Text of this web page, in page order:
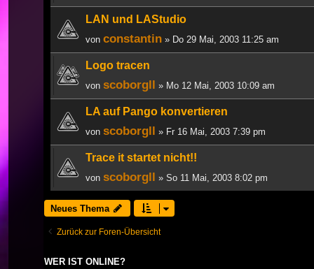
LAN und LAStudio
von constantin » Do 29 Mai, 2003 11:25 am
Logo tracen
von scoborgll » Mo 12 Mai, 2003 10:09 am
LA auf Pango konvertieren
von scoborgll » Fr 16 Mai, 2003 7:39 pm
Trace it startet nicht!!
von scoborgll » So 11 Mai, 2003 8:02 pm
Neues Thema
Zurück zur Foren-Übersicht
WER IST ONLINE?